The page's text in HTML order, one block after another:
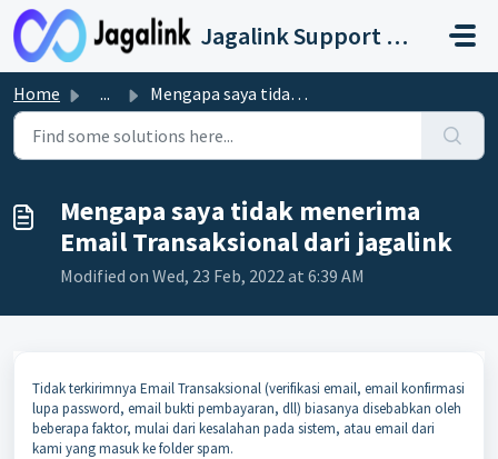
Skip to main content
Jagalink Support Center
Home ... Mengapa saya tidak menerima Email Transaksional dari jaga...
Mengapa saya tidak menerima
Email Transaksional dari jagalink
Modified on Wed, 23 Feb, 2022 at 6:39 AM
Tidak terkirimnya Email Transaksional (verifikasi email, email konfirmasi
lupa password, email bukti pembayaran, dll) biasanya disebabkan oleh
beberapa faktor, mulai dari kesalahan pada sistem, atau email dari
kami yang masuk ke folder spam.